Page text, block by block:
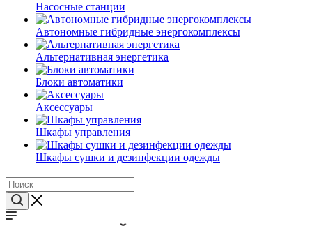
Насосные станции
Автономные гибридные энергокомплексы
Альтернативная энергетика
Блоки автоматики
Аксессуары
Шкафы управления
Шкафы сушки и дезинфекции одежды